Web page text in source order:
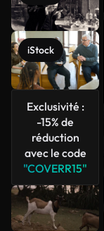
iStock
Exclusivité :
-15% de
réduction
avec le code
"COVERR15"